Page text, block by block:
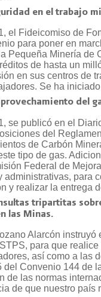
en el trabajo
el Fideicomiso de
para poner en
Pequeña Minería de
de hasta un
en sus centros de
Se ha
del
se publicó en el
del
de Carbón
tipo de gas.
Federal de
administrativas, para
y realizar la entrega
tripartitas
las Minas.
Alarcón
para que
así como a las
Convenio 144 de
de las normas
de que nuestro